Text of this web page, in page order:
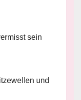
sein
und